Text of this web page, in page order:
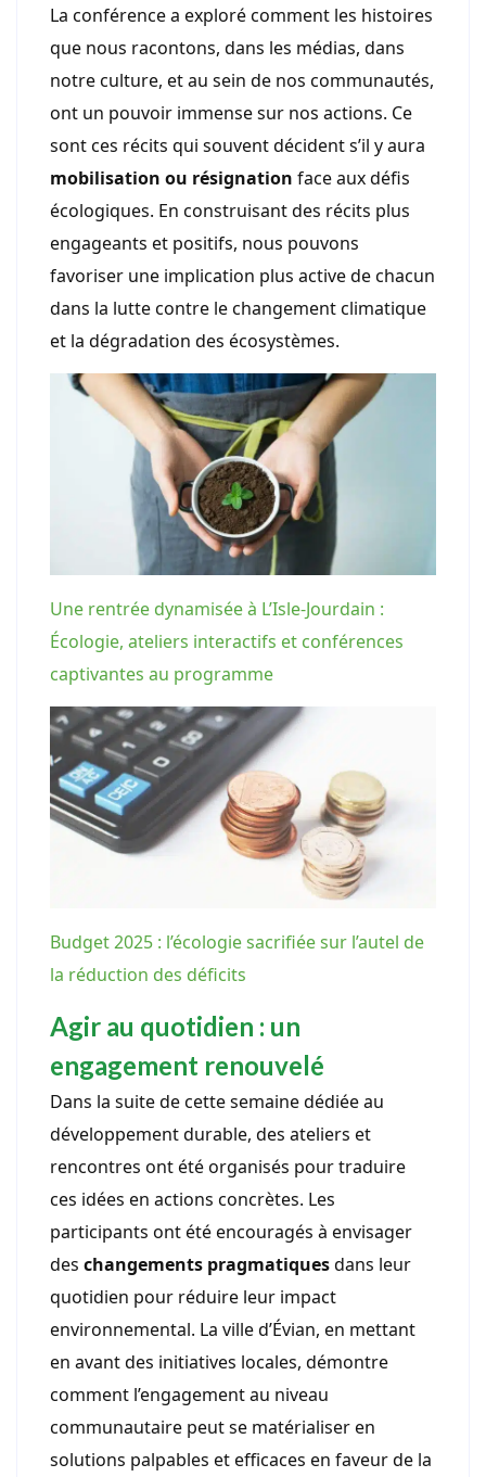
La conférence a exploré comment les histoires
que nous racontons, dans les médias, dans
notre culture, et au sein de nos communautés,
ont un pouvoir immense sur nos actions. Ce
sont ces récits qui souvent décident s’il y aura
mobilisation ou résignation face aux défis
écologiques. En construisant des récits plus
engageants et positifs, nous pouvons
favoriser une implication plus active de chacun
dans la lutte contre le changement climatique
et la dégradation des écosystèmes.
Une rentrée dynamisée à L’Isle-Jourdain :
Écologie, ateliers interactifs et conférences
captivantes au programme
Budget 2025 : l’écologie sacrifiée sur l’autel de
la réduction des déficits
Agir au quotidien : un
engagement renouvelé
Dans la suite de cette semaine dédiée au
développement durable, des ateliers et
rencontres ont été organisés pour traduire
ces idées en actions concrètes. Les
participants ont été encouragés à envisager
des changements pragmatiquesdans leur
quotidien pour réduire leur impact
environnemental. La ville d’Évian, en mettant
en avant des initiatives locales, démontre
comment l’engagement au niveau
communautaire peut se matérialiser en
solutions palpables et efficaces en faveur de la